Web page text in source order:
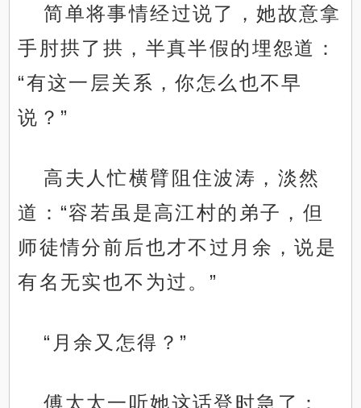
简单将事情经过说了，她故意拿
手肘拱了拱，半真半假的埋怨道：
“有这一层关系，你怎么也不早
说？”
高夫人忙横臂阻住波涛，淡然
道：“容若虽是高江村的弟子，但
师徒情分前后也才不过月余，说是
有名无实也不为过。”
“月余又怎得？”
傅太太一听她这话登时急了：